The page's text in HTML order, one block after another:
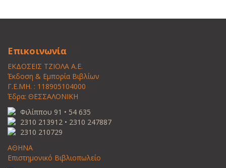
Επικοινωνία
ΕΚΔΟΣΕΙΣ ΤΖΙΟΛΑ Α.Ε.
Έκδοση & Εμπορία Βιβλίων
Γ.Ε.ΜΗ. : 118905104000
Έδρα: ΘΕΣΣΑΛΟΝΙΚΗ
Φιλίππου 91 • 54 635
2310 213912 • 2310 247887
2310 210729
ΑΘΗΝΑ
Επιστημονικό Βιβλιοπωλείο